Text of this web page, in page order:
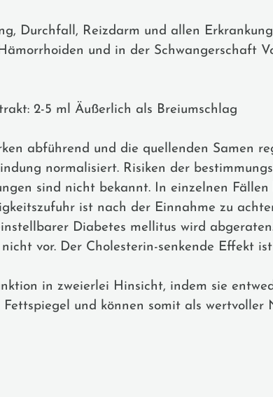
Durchfall, Reizdarm und allen
und in der Schwangerschaft
2-5 ml Äußerlich als Breiumschlag
abführend und die quellenden Samen
normalisiert. Risiken der
sind nicht bekannt. In einzelnen
ist nach der Einnahme zu
Diabetes mellitus wird
vor. Der Cholesterin-senkende Effekt
in zweierlei Hinsicht, indem sie
und können somit als wertvoller